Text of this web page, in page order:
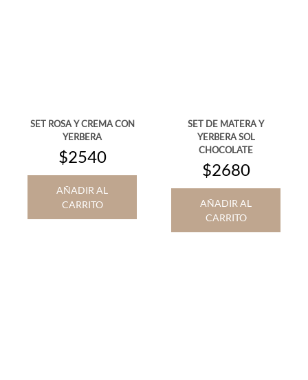
SET ROSA Y CREMA CON
YERBERA
$2540
AÑADIR AL
CARRITO
SET DE MATERA Y
YERBERA SOL
CHOCOLATE
$2680
AÑADIR AL
CARRITO